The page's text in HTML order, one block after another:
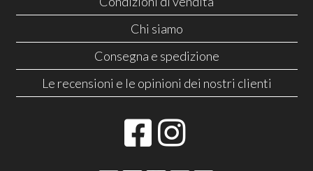
Chi siamo
Consegna e spedizione
Le recensioni e le opinioni dei nostri clienti